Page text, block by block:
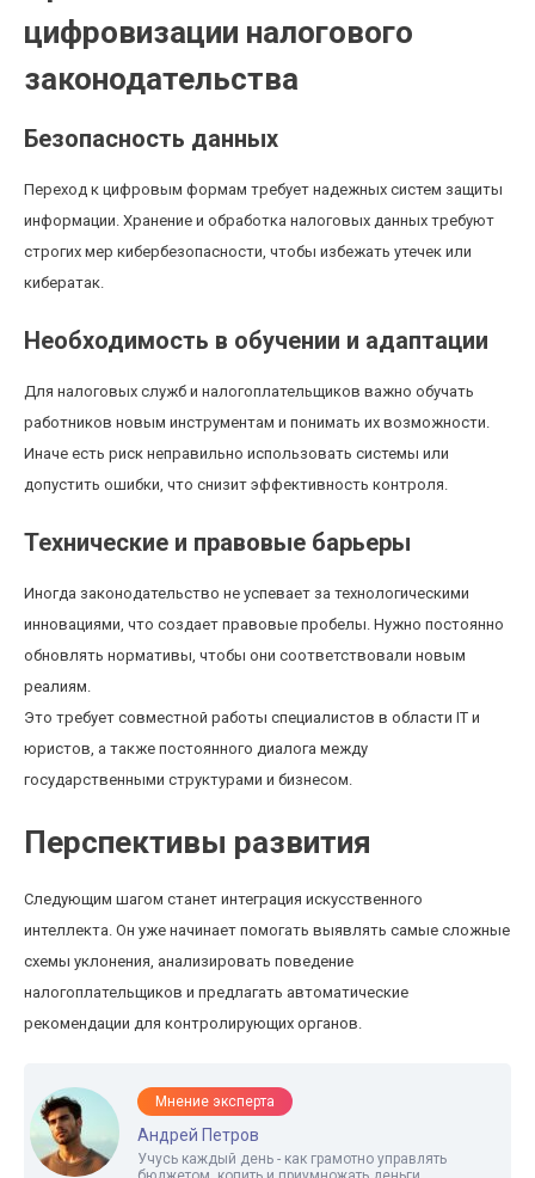
цифровизации налогового
законодательства
Безопасность данных
Переход к цифровым формам требует надежных систем защиты
информации. Хранение и обработка налоговых данных требуют
строгих мер кибербезопасности, чтобы избежать утечек или
кибератак.
Необходимость в обучении и адаптации
Для налоговых служб и налогоплательщиков важно обучать
работников новым инструментам и понимать их возможности.
Иначе есть риск неправильно использовать системы или
допустить ошибки, что снизит эффективность контроля.
Технические и правовые барьеры
Иногда законодательство не успевает за технологическими
инновациями, что создает правовые пробелы. Нужно постоянно
обновлять нормативы, чтобы они соответствовали новым
реалиям.
Это требует совместной работы специалистов в области IT и
юристов, а также постоянного диалога между
государственными структурами и бизнесом.
Перспективы развития
Следующим шагом станет интеграция искусственного
интеллекта. Он уже начинает помогать выявлять самые сложные
схемы уклонения, анализировать поведение
налогоплательщиков и предлагать автоматические
рекомендации для контролирующих органов.
Мнение эксперта
Андрей Петров
Учусь каждый день - как грамотно управлять